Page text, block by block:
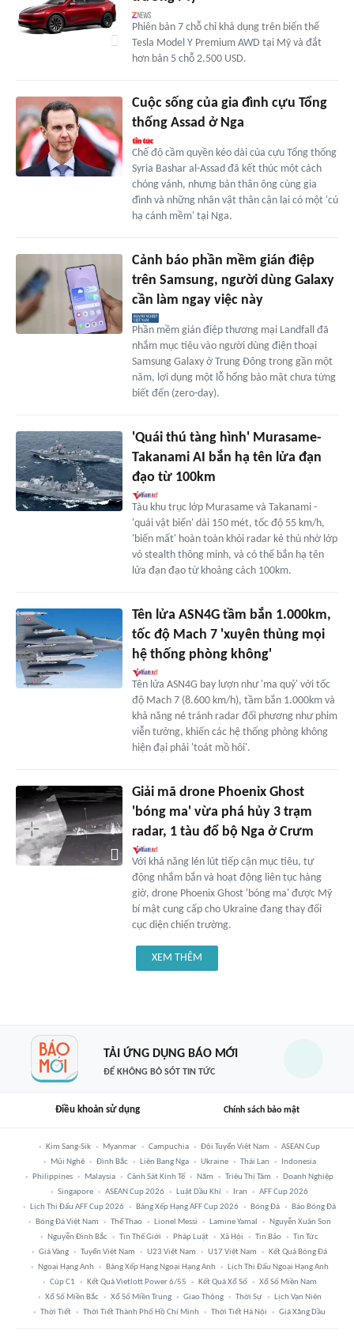
Phiên bản 7 chỗ chỉ khả dụng trên biến thể
Tesla Model Y Premium AWD tại Mỹ và đắt
hơn bản 5 chỗ 2.500 USD.
Cuộc sống của gia đình cựu Tổng
thống Assad ở Nga
Chế độ cầm quyền kéo dài của cựu Tổng thống
Syria Bashar al-Assad đã kết thúc một cách
chóng vánh, nhưng bản thân ông cùng gia
đình và những nhân vật thân cận lại có một 'cú
hạ cánh mềm' tại Nga.
Cảnh báo phần mềm gián điệp
trên Samsung, người dùng Galaxy
cần làm ngay việc này
Phần mềm gián điệp thương mại Landfall đã
nhắm mục tiêu vào người dùng điện thoại
Samsung Galaxy ở Trung Đông trong gần một
năm, lợi dụng một lỗ hổng bảo mật chưa từng
biết đến (zero-day).
'Quái thú tàng hình' Murasame-
Takanami AI bắn hạ tên lửa đạn
đạo từ 100km
Tàu khu trục lớp Murasame và Takanami -
'quái vật biển' dài 150 mét, tốc độ 55 km/h,
'biến mất' hoàn toàn khỏi radar kẻ thù nhờ lớp
vỏ stealth thông minh, và có thể bắn hạ tên
lửa đạn đạo từ khoảng cách 100km.
Tên lửa ASN4G tầm bắn 1.000km,
tốc độ Mach 7 'xuyên thủng mọi
hệ thống phòng không'
Tên lửa ASN4G bay lượn như 'ma quỷ' với tốc
độ Mach 7 (8.600 km/h), tầm bắn 1.000km và
khả năng né tránh radar đối phương như phim
viễn tưởng, khiến các hệ thống phòng không
hiện đại phải 'toát mồ hôi'.
Giải mã drone Phoenix Ghost
'bóng ma' vừa phá hủy 3 trạm
radar, 1 tàu đổ bộ Nga ở Crưm
Với khả năng lén lút tiếp cận mục tiêu, tự
động nhắm bắn và hoạt động liên tục hàng
giờ, drone Phoenix Ghost 'bóng ma' được Mỹ
bí mật cung cấp cho Ukraine đang thay đổi
cục diện chiến trường.
XEM THÊM
TẢI ỨNG DỤNG BÁO MỚI
ĐỂ KHÔNG BỎ SÓT TIN TỨC
Điều khoản sử dụng Chính sách bảo mật
Kim Sang-Sik Myanmar Campuchia Đội Tuyển Việt Nam
ASEAN Cup
Mũi Nghê
Đình Bắc Liên Bang Nga Ukraine Thái Lan
Indonesia
Philippines
Malaysia Cảnh Sát Kinh Tế Năm Triệu Thị Tâm
Doanh Nghiệp
Singapore
ASEAN Cup 2026 Luật Dầu Khí Iran
AFF Cup 2026
Lịch Thi Đấu AFF Cup 2026
Bảng Xếp Hạng AFF Cup 2026 Bóng Đá
Báo Bóng Đá
Bóng Đá Việt Nam
Thể Thao Lionel Messi Lamine Yamal
Nguyễn Xuân Son
Nguyễn Đình Bắc
Tin Thế Giới Pháp Luật Xã Hội Tin Bão
Tin Tức
Giá Vàng
Tuyển Việt Nam U23 Việt Nam U17 Việt Nam
Kết Quả Bóng Đá
Ngoại Hạng Anh
Bảng Xếp Hạng Ngoại Hạng Anh
Lịch Thi Đấu Ngoại Hạng Anh
Cúp C1
Kết Quả Vietlott Power 6/55 Kết Quả Xổ Số
Xổ Số Miền Nam
Xổ Số Miền Bắc
Xổ Số Miền Trung Giao Thông Thời Sự
Lịch Vạn Niên
Thời Tiết
Thời Tiết Thành Phố Hồ Chí Minh Thời Tiết Hà Nội Giá Xăng Dầu